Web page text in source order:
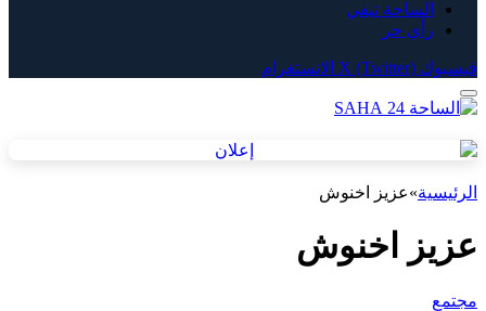
الساحة تيفي
رأي حر
فيسبوك X (Twitter) الانستغرام
الرئيسية»عزيز اخنوش
عزيز اخنوش
مجتمع